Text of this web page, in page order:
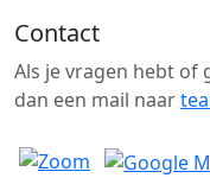
Contact
Als je vragen hebt of
dan een mail naar